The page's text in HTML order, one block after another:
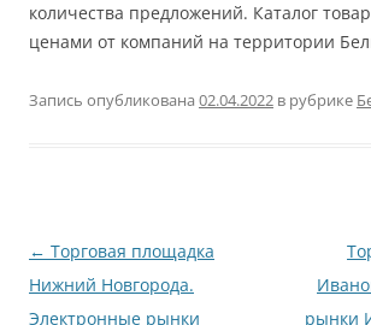
количества предложений. Каталог
ценами от компаний на территории
Запись опубликована 02.04.2022 в рубрике
Навигация
по
записям
← Торговая площадка
Нижний Новгорода.
Электронные рынки
рынки